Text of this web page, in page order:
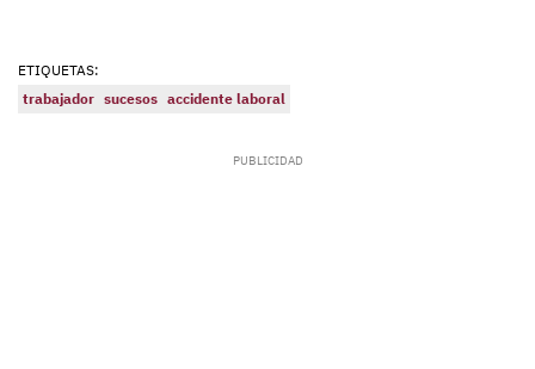
ETIQUETAS:
trabajador sucesos accidente laboral